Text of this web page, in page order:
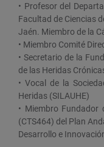
• Profesor del
Facultad de Ciencias
Jaén. Miembro de la
• Miembro Comité
• Secretario de la
de las Heridas
• Vocal de la
Heridas (SILAUHE)
• Miembro Fundador
(CTS464) del Plan
Desarrollo e